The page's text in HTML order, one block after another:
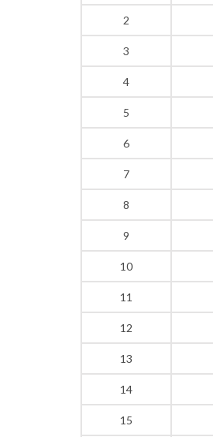
2
3
4
5
6
7
8
9
10
11
12
13
14
15